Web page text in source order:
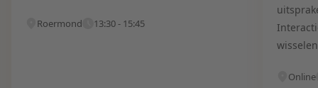
Roermond 13:30 - 15:45
Online